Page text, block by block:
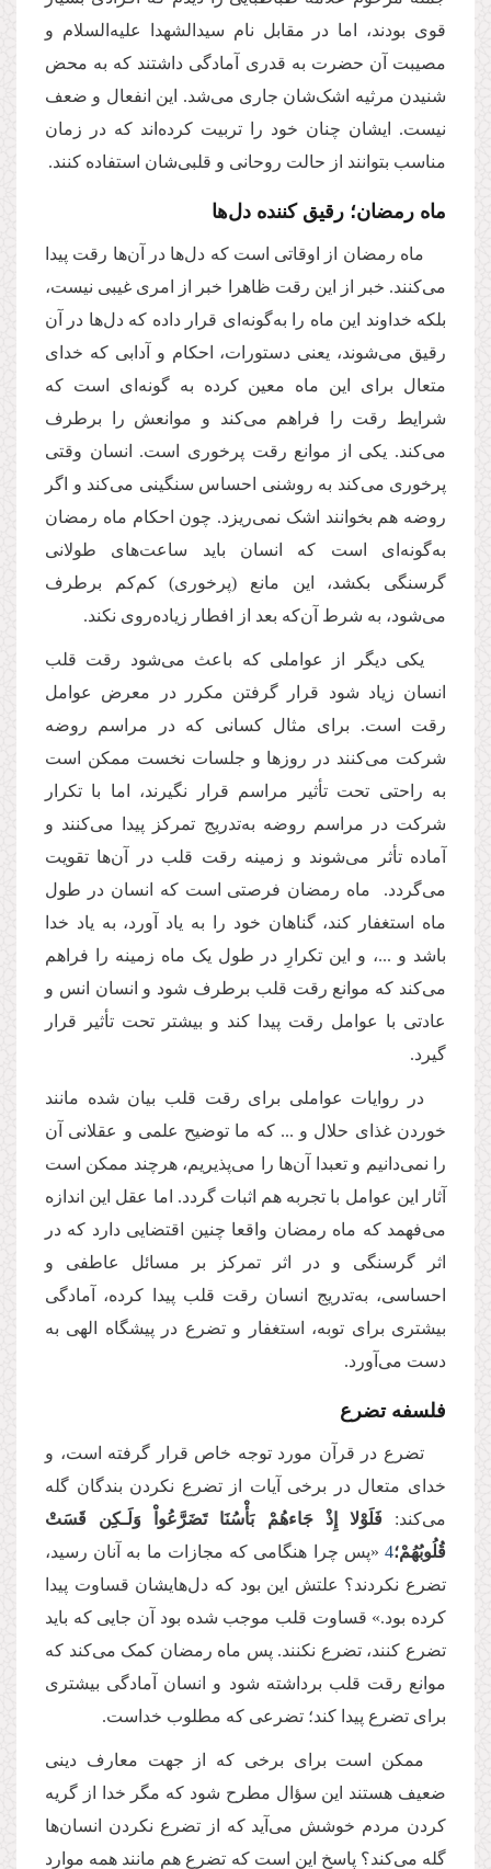
قوی بودند، اما در مقابل نام سیدالشهدا علیه‌السلام و
مصیبت آن حضرت به قدری آمادگی داشتند که به محض
شنیدن مرثیه اشک‌شان جاری می‌شد. این انفعال و ضعف
نیست. ایشان چنان خود را تربیت کرده‌اند که در زمان
مناسب بتوانند از حالت روحانی و قلبی‌شان استفاده کنند.
ماه رمضان؛ رقیق کننده دل‌ها
ماه رمضان از اوقاتی است که دل‌ها در آن‌ها رقت پیدا
می‌کنند. خبر از این رقت ظاهرا خبر از امری غیبی نیست،
بلکه خداوند این ماه را به‌گونه‌ای قرار داده که دل‌ها در آن
رقیق می‌شوند، یعنی دستورات، احکام و آدابی که خدای
متعال برای این ماه معین کرده به گونه‌ای است که
شرایط رقت را فراهم می‌کند و موانعش را برطرف
می‌کند. یکی از موانع رقت پرخوری است. انسان وقتی
پرخوری می‌کند به روشنی احساس سنگینی می‌کند و اگر
روضه هم بخوانند اشک نمی‌ریزد. چون احکام ماه رمضان
به‌گونه‌ای است که انسان باید ساعت‌های طولانی
گرسنگی بکشد، این مانع (پرخوری) کم‌‌کم برطرف
می‌شود، به شرط آن‌که بعد از افطار زیاده‌روی نکند.
یکی دیگر از عواملی که باعث می‌شود رقت قلب
انسان زیاد شود قرار گرفتن مکرر در معرض عوامل
رقت است. برای مثال کسانی که در مراسم روضه
شرکت می‌کنند در روزها و جلسات نخست ممکن است
به راحتی تحت تأثیر مراسم قرار نگیرند، اما با تکرار
شرکت در مراسم روضه به‌تدریج تمرکز پیدا می‌کنند و
آماده تأثر می‌شوند و زمینه رقت قلب در آن‌ها تقویت
می‌گردد. ماه رمضان فرصتی است که انسان در طول
ماه استغفار کند، گناهان خود را به یاد آورد، به یاد خدا
باشد و ...، و این تکرارِ در طول یک ماه زمینه را فراهم
می‌کند که موانع رقت قلب برطرف شود و انسان انس و
عادتی با عوامل رقت پیدا کند و بیشتر تحت تأثیر قرار
گیرد.
در روایات عواملی برای رقت قلب بیان شده مانند
خوردن غذای حلال و ... که ما توضیح علمی و عقلانی آن
را نمی‌دانیم و تعبدا آن‌ها را می‌پذیریم، هرچند ممکن است
آثار این عوامل با تجربه هم اثبات گردد. اما عقل این اندازه
می‌فهمد که ماه رمضان واقعا چنین اقتضایی دارد که در
اثر گرسنگی و در اثر تمرکز بر مسائل عاطفی و
احساسی، به‌تدریج انسان رقت قلب پیدا کرده، آمادگی
بیشتری برای توبه، استغفار و تضرع در پیشگاه الهی به
دست می‌آورد.
فلسفه تضرع
تضرع در قرآن مورد توجه خاص قرار گرفته است، و
خدای متعال در برخی آیات از تضرع نکردن بندگان گله
می‌کند:فَلَوْلا إِذْ جَاءهُمْ بَأْسُنَا تَضَرَّعُواْ وَلَـكِن قَسَتْ
قُلُوبُهُمْ؛4 «پس چرا هنگامى كه مجازات ما به آنان رسید،
تضرع نکردند؟ علتش این بود که دل‌‌هایشان قساوت پیدا
کرده بود.» قساوت قلب موجب شده بود آن جایی که باید
تضرع کنند، تضرع نکنند. پس ماه رمضان کمک می‌‌کند که
موانع رقت قلب برداشته شود و انسان آمادگی بیشتری
برای تضرع پیدا کند؛ تضرعی که مطلوب خداست.
ممکن است برای برخی که از جهت معارف دینی
ضعیف هستند این سؤال مطرح شود که مگر خدا از گریه
کردن مردم خوشش می‌آید که از تضرع نکردن انسان‌ها
گله می‌کند؟ پاسخ این است که تضرع هم مانند همه موارد